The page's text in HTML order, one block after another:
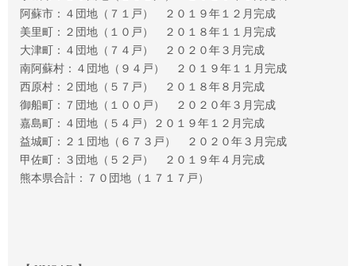
阿蘇市：４団地（７１戸） ２０１９年１２月完成
美里町：２団地（１０戸） ２０１８年１１月完成
大津町：４団地（７４戸） ２０２０年３月完成
南阿蘇村：４団地（９４戸） ２０１９年１１月完成
西原村：２団地（５７戸） ２０１８年８月完成
御船町：７団地（１００戸） ２０２０年３月完成
嘉島町：４団地（５４戸）２０１９年１２月完成
益城町：２１団地（６７３戸） ２０２０年３月完成
甲佐町：３団地（５２戸） ２０１９年４月完成
熊本県合計：７０団地（１７１７戸）